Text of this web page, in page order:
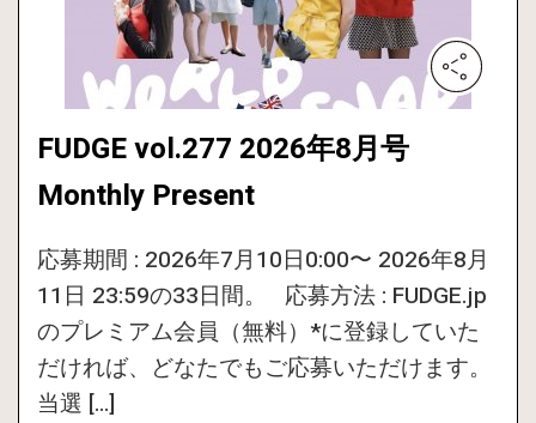
FUDGE vol.277 2026年8月号
Monthly Present
応募期間 : 2026年7月10日0:00〜 2026年8月
11日 23:59の33日間。 応募方法 : FUDGE.jp
のプレミアム会員（無料）*に登録していた
だければ、どなたでもご応募いただけます。
当選 […]